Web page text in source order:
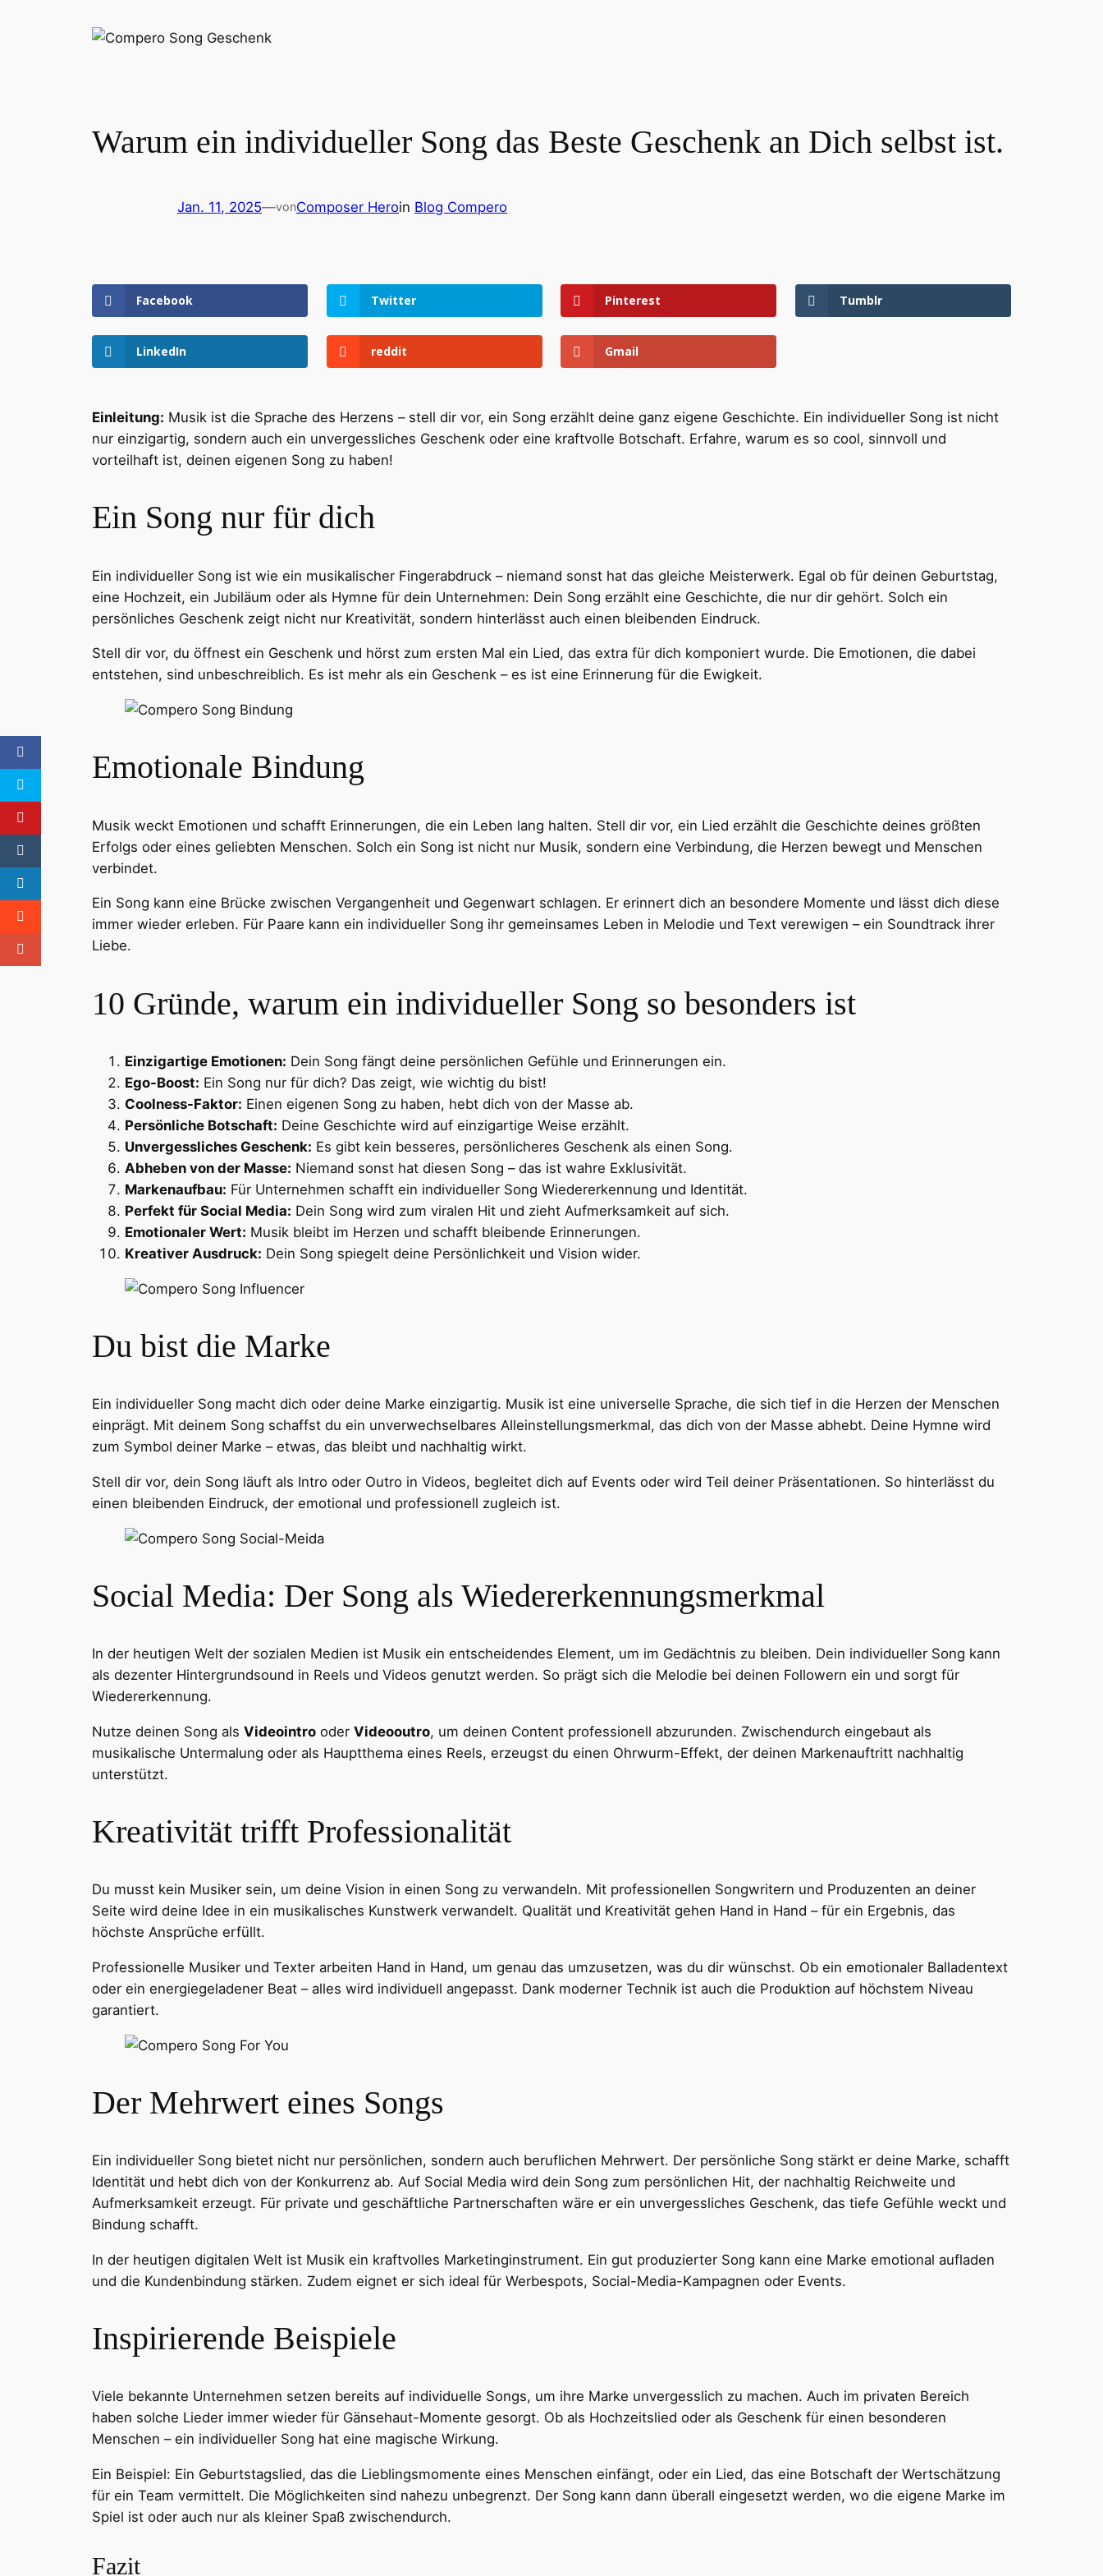
Warum ein individueller Song das Beste Geschenk an Dich selbst ist.
Jan. 11, 2025—vonComposer Heroin Blog Compero
Facebook Twitter Pinterest Tumblr
LinkedIn reddit Gmail
Einleitung: Musik ist die Sprache des Herzens – stell dir vor, ein Song erzählt deine ganz eigene Geschichte. Ein individueller Song ist nicht
nur einzigartig, sondern auch ein unvergessliches Geschenk oder eine kraftvolle Botschaft. Erfahre, warum es so cool, sinnvoll und
vorteilhaft ist, deinen eigenen Song zu haben!
Ein Song nur für dich
Ein individueller Song ist wie ein musikalischer Fingerabdruck – niemand sonst hat das gleiche Meisterwerk. Egal ob für deinen Geburtstag,
eine Hochzeit, ein Jubiläum oder als Hymne für dein Unternehmen: Dein Song erzählt eine Geschichte, die nur dir gehört. Solch ein
persönliches Geschenk zeigt nicht nur Kreativität, sondern hinterlässt auch einen bleibenden Eindruck.
Stell dir vor, du öffnest ein Geschenk und hörst zum ersten Mal ein Lied, das extra für dich komponiert wurde. Die Emotionen, die dabei
entstehen, sind unbeschreiblich. Es ist mehr als ein Geschenk – es ist eine Erinnerung für die Ewigkeit.
Emotionale Bindung
Musik weckt Emotionen und schafft Erinnerungen, die ein Leben lang halten. Stell dir vor, ein Lied erzählt die Geschichte deines größten
Erfolgs oder eines geliebten Menschen. Solch ein Song ist nicht nur Musik, sondern eine Verbindung, die Herzen bewegt und Menschen
verbindet.
Ein Song kann eine Brücke zwischen Vergangenheit und Gegenwart schlagen. Er erinnert dich an besondere Momente und lässt dich diese
immer wieder erleben. Für Paare kann ein individueller Song ihr gemeinsames Leben in Melodie und Text verewigen – ein Soundtrack ihrer
Liebe.
10 Gründe, warum ein individueller Song so besonders ist
Einzigartige Emotionen: Dein Song fängt deine persönlichen Gefühle und Erinnerungen ein.
Ego-Boost: Ein Song nur für dich? Das zeigt, wie wichtig du bist!
Coolness-Faktor: Einen eigenen Song zu haben, hebt dich von der Masse ab.
Persönliche Botschaft: Deine Geschichte wird auf einzigartige Weise erzählt.
Unvergessliches Geschenk: Es gibt kein besseres, persönlicheres Geschenk als einen Song.
Abheben von der Masse: Niemand sonst hat diesen Song – das ist wahre Exklusivität.
Markenaufbau: Für Unternehmen schafft ein individueller Song Wiedererkennung und Identität.
Perfekt für Social Media: Dein Song wird zum viralen Hit und zieht Aufmerksamkeit auf sich.
Emotionaler Wert: Musik bleibt im Herzen und schafft bleibende Erinnerungen.
Kreativer Ausdruck: Dein Song spiegelt deine Persönlichkeit und Vision wider.
Du bist die Marke
Ein individueller Song macht dich oder deine Marke einzigartig. Musik ist eine universelle Sprache, die sich tief in die Herzen der Menschen
einprägt. Mit deinem Song schaffst du ein unverwechselbares Alleinstellungsmerkmal, das dich von der Masse abhebt. Deine Hymne wird
zum Symbol deiner Marke – etwas, das bleibt und nachhaltig wirkt.
Stell dir vor, dein Song läuft als Intro oder Outro in Videos, begleitet dich auf Events oder wird Teil deiner Präsentationen. So hinterlässt du
einen bleibenden Eindruck, der emotional und professionell zugleich ist.
Social Media: Der Song als Wiedererkennungsmerkmal
In der heutigen Welt der sozialen Medien ist Musik ein entscheidendes Element, um im Gedächtnis zu bleiben. Dein individueller Song kann
als dezenter Hintergrundsound in Reels und Videos genutzt werden. So prägt sich die Melodie bei deinen Followern ein und sorgt für
Wiedererkennung.
Nutze deinen Song als Videointro oder Videooutro, um deinen Content professionell abzurunden. Zwischendurch eingebaut als
musikalische Untermalung oder als Hauptthema eines Reels, erzeugst du einen Ohrwurm-Effekt, der deinen Markenauftritt nachhaltig
unterstützt.
Kreativität trifft Professionalität
Du musst kein Musiker sein, um deine Vision in einen Song zu verwandeln. Mit professionellen Songwritern und Produzenten an deiner
Seite wird deine Idee in ein musikalisches Kunstwerk verwandelt. Qualität und Kreativität gehen Hand in Hand – für ein Ergebnis, das
höchste Ansprüche erfüllt.
Professionelle Musiker und Texter arbeiten Hand in Hand, um genau das umzusetzen, was du dir wünschst. Ob ein emotionaler Balladentext
oder ein energiegeladener Beat – alles wird individuell angepasst. Dank moderner Technik ist auch die Produktion auf höchstem Niveau
garantiert.
Der Mehrwert eines Songs
Ein individueller Song bietet nicht nur persönlichen, sondern auch beruflichen Mehrwert. Der persönliche Song stärkt er deine Marke, schafft
Identität und hebt dich von der Konkurrenz ab. Auf Social Media wird dein Song zum persönlichen Hit, der nachhaltig Reichweite und
Aufmerksamkeit erzeugt. Für private und geschäftliche Partnerschaften wäre er ein unvergessliches Geschenk, das tiefe Gefühle weckt und
Bindung schafft.
In der heutigen digitalen Welt ist Musik ein kraftvolles Marketinginstrument. Ein gut produzierter Song kann eine Marke emotional aufladen
und die Kundenbindung stärken. Zudem eignet er sich ideal für Werbespots, Social-Media-Kampagnen oder Events.
Inspirierende Beispiele
Viele bekannte Unternehmen setzen bereits auf individuelle Songs, um ihre Marke unvergesslich zu machen. Auch im privaten Bereich
haben solche Lieder immer wieder für Gänsehaut-Momente gesorgt. Ob als Hochzeitslied oder als Geschenk für einen besonderen
Menschen – ein individueller Song hat eine magische Wirkung.
Ein Beispiel: Ein Geburtstagslied, das die Lieblingsmomente eines Menschen einfängt, oder ein Lied, das eine Botschaft der Wertschätzung
für ein Team vermittelt. Die Möglichkeiten sind nahezu unbegrenzt. Der Song kann dann überall eingesetzt werden, wo die eigene Marke im
Spiel ist oder auch nur als kleiner Spaß zwischendurch.
Fazit